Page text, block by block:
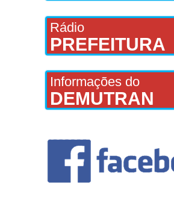
Rádio
PREFEITURA
Informações do
DEMUTRAN